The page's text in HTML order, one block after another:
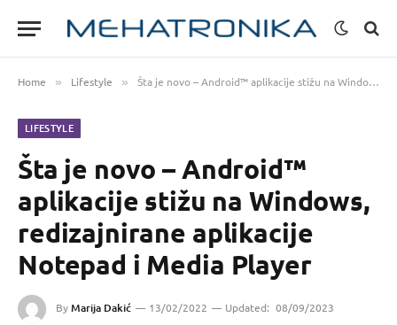
Home » Lifestyle » Šta je novo – Android™ aplikacije stižu na Windows, redizajnirane aplikacije Notepad i Media Player
LIFESTYLE
Šta je novo – Android™
aplikacije stižu na Windows,
redizajnirane aplikacije
Notepad i Media Player
ByMarija Dakić 13/02/2022 Updated: 08/09/2023